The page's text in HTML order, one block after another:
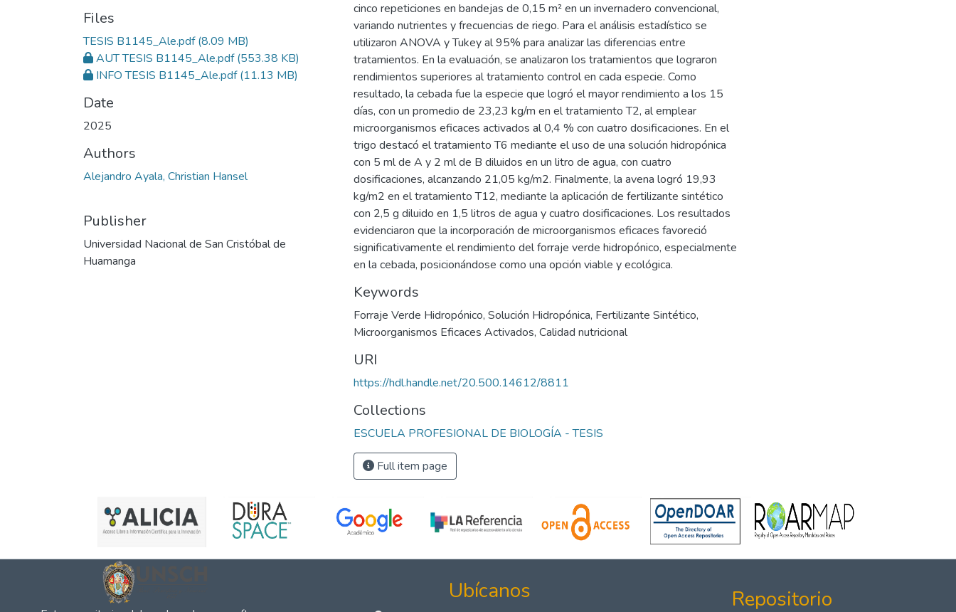
Files
TESIS B1145_Ale.pdf(8.09 MB)
AUT TESIS B1145_Ale.pdf(553.38 KB)
INFO TESIS B1145_Ale.pdf(11.13 MB)
Date
2025
Authors
Alejandro Ayala, Christian Hansel
Publisher
Universidad Nacional de San Cristóbal de
Huamanga
cinco repeticiones en bandejas de 0,15 m² en un invernadero convencional,
variando nutrientes y frecuencias de riego. Para el análisis estadístico se
utilizaron ANOVA y Tukey al 95% para analizar las diferencias entre
tratamientos. En la evaluación, se analizaron los tratamientos que lograron
rendimientos superiores al tratamiento control en cada especie. Como
resultado, la cebada fue la especie que logró el mayor rendimiento a los 15
días, con un promedio de 23,23 kg/m en el tratamiento T2, al emplear
microorganismos eficaces activados al 0,4 % con cuatro dosificaciones. En el
trigo destacó el tratamiento T6 mediante el uso de una solución hidropónica
con 5 ml de A y 2 ml de B diluidos en un litro de agua, con cuatro
dosificaciones, alcanzando 21,05 kg/m2. Finalmente, la avena logró 19,93
kg/m2 en el tratamiento T12, mediante la aplicación de fertilizante sintético
con 2,5 g diluido en 1,5 litros de agua y cuatro dosificaciones. Los resultados
evidenciaron que la incorporación de microorganismos eficaces favoreció
significativamente el rendimiento del forraje verde hidropónico, especialmente
en la cebada, posicionándose como una opción viable y ecológica.
Keywords
Forraje Verde Hidropónico, Solución Hidropónica, Fertilizante Sintético,
Microorganismos Eficaces Activados, Calidad nutricional
URI
https://hdl.handle.net/20.500.14612/8811
Collections
ESCUELA PROFESIONAL DE BIOLOGÍA - TESIS
Full item page
Ubícanos Repositorio